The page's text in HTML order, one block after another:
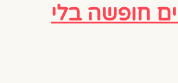
חופשה בלי